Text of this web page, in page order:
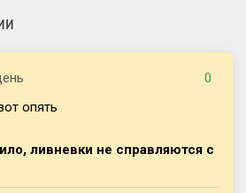
0
опять
ливневки не справляются с